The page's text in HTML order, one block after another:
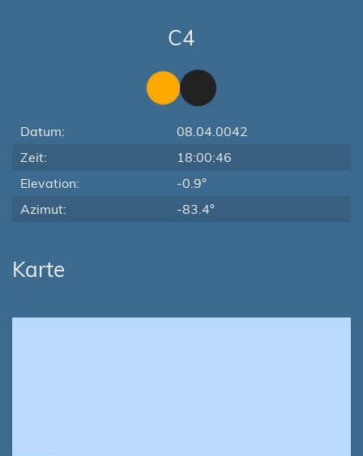
C4
Datum:
08.04.0042
Zeit:
18:00:46
Elevation:
-0.9°
Azimut:
-83.4°
Karte